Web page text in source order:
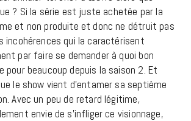
? Si la série est juste achetée par la
et non produite et donc ne détruit pas
incohérences qui la caractérisent
par faire se demander à quoi bon
pour beaucoup depuis la saison 2. Et
le show vient d’entamer sa septième
Avec un peu de retard légitime,
envie de s’infliger ce visionnage,